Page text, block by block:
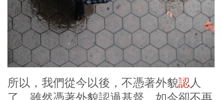
所以，我們從今以後，不憑著外貌認人